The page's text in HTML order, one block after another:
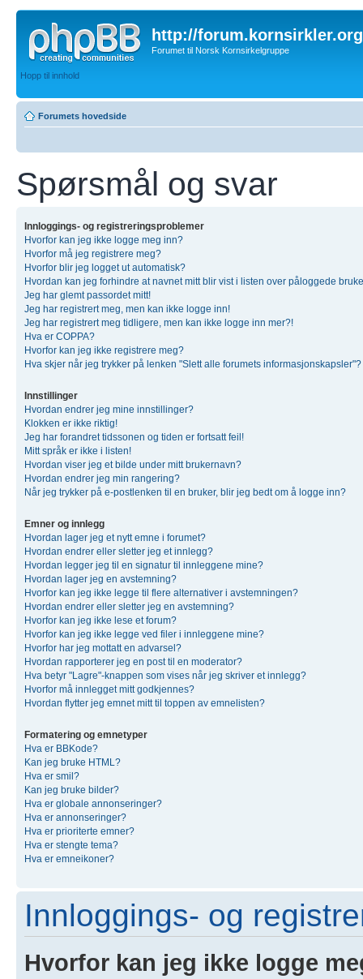
http://forum.kornsirkler.org
Forumet til Norsk Kornsirkelgruppe
Hopp til innhold
Forumets hovedside
Spørsmål og svar
Innloggings- og registreringsproblemer
Hvorfor kan jeg ikke logge meg inn?
Hvorfor må jeg registrere meg?
Hvorfor blir jeg logget ut automatisk?
Hvordan kan jeg forhindre at navnet mitt blir vist i listen over påloggede
Jeg har glemt passordet mitt!
Jeg har registrert meg, men kan ikke logge inn!
Jeg har registrert meg tidligere, men kan ikke logge inn mer?!
Hva er COPPA?
Hvorfor kan jeg ikke registrere meg?
Hva skjer når jeg trykker på lenken "Slett alle forumets informasjonskapsler"?
Innstillinger
Hvordan endrer jeg mine innstillinger?
Klokken er ikke riktig!
Jeg har forandret tidssonen og tiden er fortsatt feil!
Mitt språk er ikke i listen!
Hvordan viser jeg et bilde under mitt brukernavn?
Hvordan endrer jeg min rangering?
Når jeg trykker på e-postlenken til en bruker, blir jeg bedt om å logge inn?
Emner og innlegg
Hvordan lager jeg et nytt emne i forumet?
Hvordan endrer eller sletter jeg et innlegg?
Hvordan legger jeg til en signatur til innleggene mine?
Hvordan lager jeg en avstemning?
Hvorfor kan jeg ikke legge til flere alternativer i avstemningen?
Hvordan endrer eller sletter jeg en avstemning?
Hvorfor kan jeg ikke lese et forum?
Hvorfor kan jeg ikke legge ved filer i innleggene mine?
Hvorfor har jeg mottatt en advarsel?
Hvordan rapporterer jeg en post til en moderator?
Hva betyr "Lagre"-knappen som vises når jeg skriver et innlegg?
Hvorfor må innlegget mitt godkjennes?
Hvordan flytter jeg emnet mitt til toppen av emnelisten?
Formatering og emnetyper
Hva er BBKode?
Kan jeg bruke HTML?
Hva er smil?
Kan jeg bruke bilder?
Hva er globale annonseringer?
Hva er annonseringer?
Hva er prioriterte emner?
Hva er stengte tema?
Hva er emneikoner?
Innloggings- og
Hvorfor kan jeg ikke logge